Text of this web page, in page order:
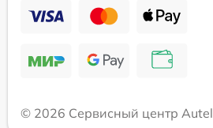
© 2026 Сервисный центр Autel